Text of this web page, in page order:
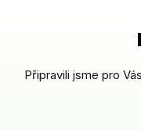
Připravili jsme pro